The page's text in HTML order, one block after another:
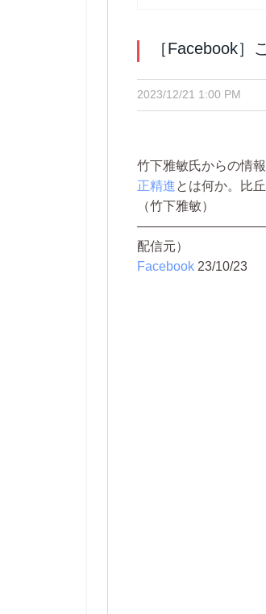
［Facebook］
2023/12/21 1:00 PM
竹下雅敏氏からの情報
正精進とは何か。比
（竹下雅敏）
配信元）
Facebook 23/10/23